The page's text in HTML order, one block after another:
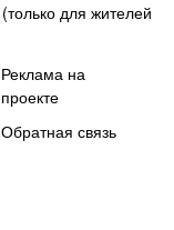
(только для жителей
Реклама на
проекте
Обратная связь